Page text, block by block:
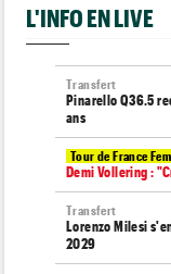
L'INFO EN LIVE
Transfert
Pinarello Q36.5
ans
Tour de France
Demi Vollering :
Transfert
Lorenzo Milesi
2029